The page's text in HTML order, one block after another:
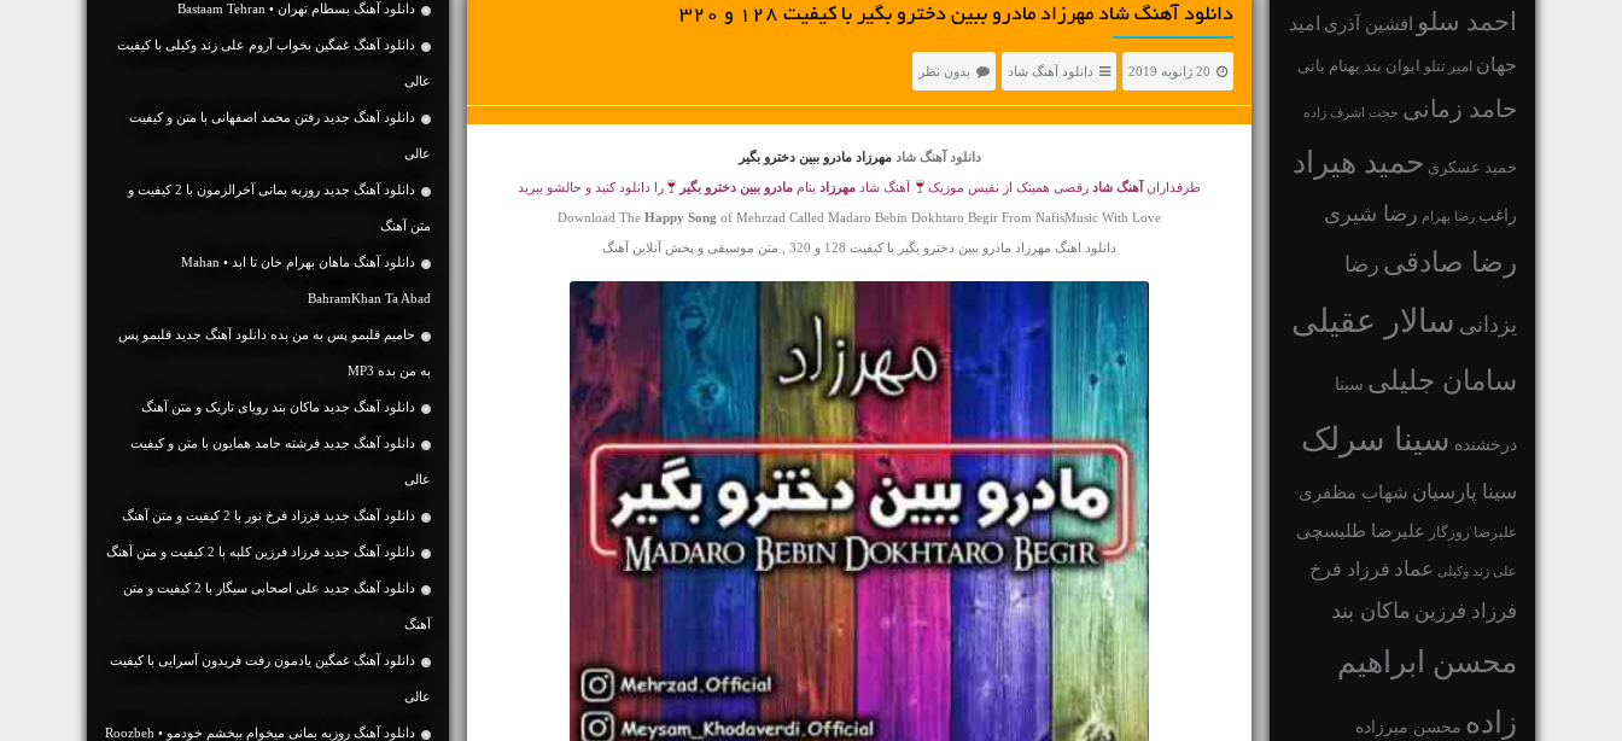
احمد سلو افشین آذری امید
جهان امیر تتلو ایوان بند بهنام بانی
حامد زمانی حجت اشرف زاده
حمید عسکری حمید هیراد
راغب رضا بهرام رضا شیری
رضا صادقی رضا
یزدانی سالار عقیلی
سامان جلیلی سینا
درخشنده سینا سرلک
سینا پارسیان شهاب مظفری
علیرضا روزگار علیرضا طلیسچی
علی زند وکیلی عماد فرزاد فرخ
فرزاد فرزین ماکان بند
محسن ابراهیم
زاده محسن میرزاده
دانلود آهنگ شاد مهرزاد مادرو ببین دخترو بگیر با کیفیت 128 و 320
20 ژانویه 2019 دانلود آهنگ شاد بدون نظر
دانلود آهنگ شاد مهرزاد مادرو ببین دخترو بگیر
طرفداران آهنگ شادرقصی همینک از نفیس موزیک آهنگ شادمهرزاد بناممادرو ببین دخترو بگیر را دانلود کنید و حالشو ببرید
Download The Happy Song of Mehrzad Called Madaro Bebin Dokhtaro Begir From NafisMusic With Love
دانلود اهنگ مهرزاد مادرو ببین دخترو بگیر با کیفیت 128 و 320 , متن موسیقی و پخش آنلاین آهنگ
دانلود آهنگ بسطام تهران • Bastaam Tehran
دانلود آهنگ غمگین بخواب آروم علی زند وکیلی با کیفیت
عالی
دانلود آهنگ جديد رفتن محمد اصفهانی با متن و کیفیت
عالی
دانلود آهنگ جديد روزبه بمانی آخرالزمون با 2 کیفیت و
متن آهنگ
دانلود آهنگ ماهان بهرام خان تا ابد • Mahan
BahramKhan Ta Abad
حامیم قلبمو پس به من بده دانلود آهنگ جدید قلبمو پس
به من بده MP3
دانلود آهنگ جديد ماکان بند رویای تاریک و متن آهنگ
دانلود آهنگ جديد فرشته حامد همایون با متن و کیفیت
عالی
دانلود آهنگ جديد فرزاد فرخ نور با 2 کیفیت و متن آهنگ
دانلود آهنگ جديد فرزاد فرزین کلبه با 2 کیفیت و متن آهنگ
دانلود آهنگ جديد علی اصحابی سیگار با 2 کیفیت و متن
آهنگ
دانلود آهنگ غمگین یادمون رفت فریدون آسرایی با کیفیت
عالی
دانلود آهنگ روزبه بمانی میخوام ببخشم خودمو • Roozbeh